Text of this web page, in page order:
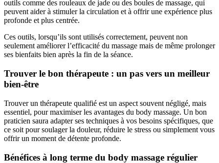
outils comme des rouleaux de jade ou des boules de massage, qui
peuvent aider à stimuler la circulation et à offrir une expérience plus
profonde et plus centrée.
Ces outils, lorsqu’ils sont utilisés correctement, peuvent non
seulement améliorer l’efficacité du massage mais de même prolonger
ses bienfaits bien après la fin de la séance.
Trouver le bon thérapeute : un pas vers un meilleur
bien-être
Trouver un thérapeute qualifié est un aspect souvent négligé, mais
essentiel, pour maximiser les avantages du body massage. Un bon
praticien saura adapter ses techniques à vos besoins spécifiques, que
ce soit pour soulager la douleur, réduire le stress ou simplement vous
offrir un moment de détente profonde.
Bénéfices à long terme du body massage régulier